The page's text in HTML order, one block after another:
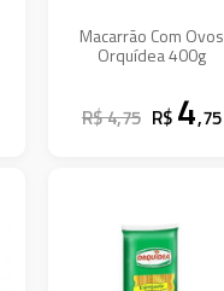
Macarrão Com Ovos
Orquídea 400g
R$ 4,75 R$ 4,75